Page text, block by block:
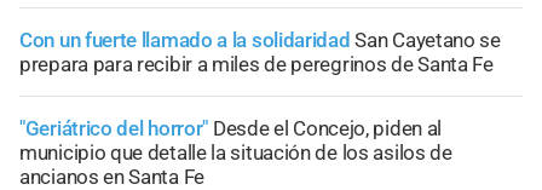
Con un fuerte llamado a la solidaridad San Cayetano se
prepara para recibir a miles de peregrinos de Santa Fe
"Geriátrico del horror" Desde el Concejo, piden al
municipio que detalle la situación de los asilos de
ancianos en Santa Fe